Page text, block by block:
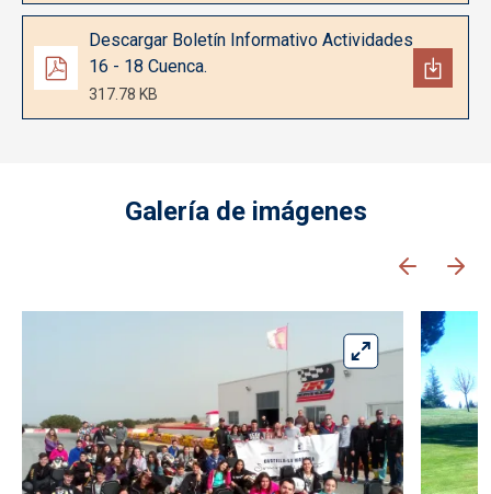
Documento
Descargar Boletín Informativo Actividades
16 - 18 Cuenca.
317.78 KB
Galería de imágenes